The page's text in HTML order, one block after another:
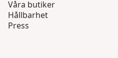
Våra butiker
Hållbarhet
Press